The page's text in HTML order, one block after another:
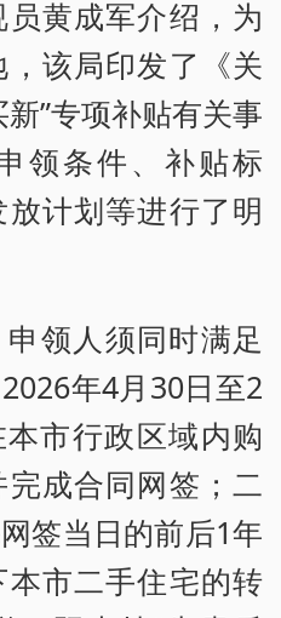
黄成军介绍，为
该局印发了《关
”专项补贴有关事
领条件、补贴标
计划等进行了明
领人须同时满足
年4月30日至2
市行政区域内购
成合同网签；二
签当日的前后1年
市二手住宅的转